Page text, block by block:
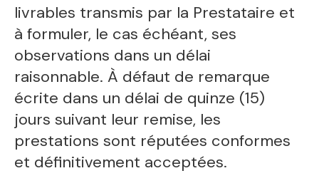
livrables transmis par la Prestataire et
à formuler, le cas échéant, ses
observations dans un délai
raisonnable. À défaut de remarque
écrite dans un délai de quinze (15)
jours suivant leur remise, les
prestations sont réputées conformes
et définitivement acceptées.